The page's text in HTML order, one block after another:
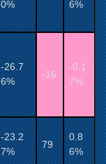
0%
6%
-26.7
6%
-16
-0.1
7%
-23.2
7%
79
0.8
6%